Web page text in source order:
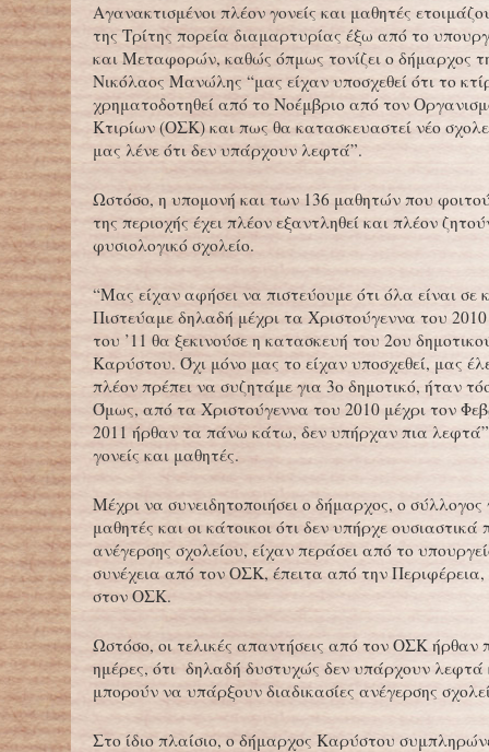
Αγανακτισμένοι πλέον γονείς και μαθητές
της Τρίτης πορεία διαμαρτυρίας έξω από το
και Μεταφορών, καθώς όπμως τονίζει ο δήμαρχος
Νικόλαος Μανώλης “μας είχαν υποσχεθεί ότι το
χρηματοδοτηθεί από το Νοέμβριο από τον
Κτιρίων (ΟΣΚ) και πως θα κατασκευαστεί νέο
μας λένε ότι δεν υπάρχουν λεφτά”.
Ωστόσο, η υπομονή και των 136 μαθητών που
της περιοχής έχει πλέον εξαντληθεί και πλέον
φυσιολογικό σχολείο.
“Μας είχαν αφήσει να πιστεύουμε ότι όλα είναι σε
Πιστεύαμε δηλαδή μέχρι τα Χριστούγεννα του
του ’11 θα ξεκινούσε η κατασκευή του 2ου
Καρύστου. Όχι μόνο μας το είχαν υποσχεθεί, μας
πλέον πρέπει να συζητάμε για 3ο δημοτικό, ήταν
Όμως, από τα Χριστούγεννα του 2010 μέχρι τον
2011 ήρθαν τα πάνω κάτω, δεν υπήρχαν πια
γονείς και μαθητές.
Μέχρι να συνειδητοποιήσει ο δήμαρχος, ο σύλλογος
μαθητές και οι κάτοικοι ότι δεν υπήρχε ουσιαστικά
ανέγερσης σχολείου, είχαν περάσει από το
συνέχεια από τον ΟΣΚ, έπειτα από την Περιφέρεια,
στον ΟΣΚ.
Ωστόσο, οι τελικές απαντήσεις από τον ΟΣΚ ήρθαν
ημέρες, ότι δηλαδή δυστυχώς δεν υπάρχουν λεφτά
μπορούν να υπάρξουν διαδικασίες ανέγερσης
Στο ίδιο πλαίσιο, ο δήμαρχος Καρύστου